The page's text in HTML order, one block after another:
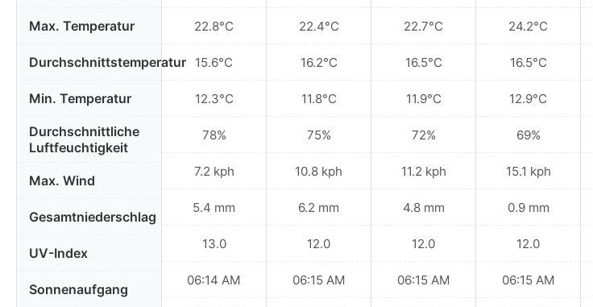
Max. Temperatur
Durchschnittstemperatur
Min. Temperatur
Durchschnittliche
Luftfeuchtigkeit
Max. Wind
Gesamtniederschlag
UV-Index
Sonnenaufgang
22.8°C
15.6°C
12.3°C
78%
7.2 kph
5.4 mm
13.0
06:14 AM
22.4°C
16.2°C
11.8°C
75%
10.8 kph
6.2 mm
12.0
06:15 AM
22.7°C
16.5°C
11.9°C
72%
11.2 kph
4.8 mm
12.0
06:15 AM
24.2°C
16.5°C
12.9°C
69%
15.1 kph
0.9 mm
12.0
06:15 AM